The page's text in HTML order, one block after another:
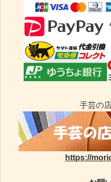
手芸の
https://